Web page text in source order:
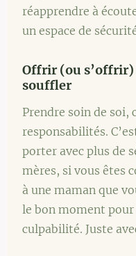
réapprendre à
un espace de
Offrir (ou
souffler
Prendre soin de soi,
responsabilités.
porter avec plus de
mères, si vous êtes
à une maman que
le bon moment
culpabilité. Juste